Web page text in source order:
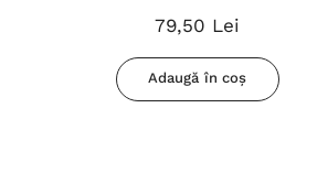
acceptă Biblia - J. Warner Wallace
79,50 Lei
Adaugă în coș